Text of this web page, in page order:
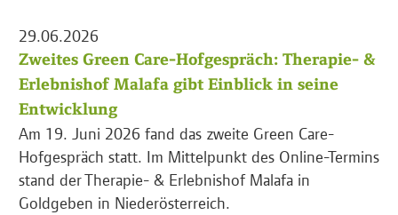
29.06.2026
Zweites Green Care-Hofgespräch: Therapie- &
Erlebnishof Malafa gibt Einblick in seine
Entwicklung
Am 19. Juni 2026 fand das zweite Green Care-
Hofgespräch statt. Im Mittelpunkt des Online-Termins
stand der Therapie- & Erlebnishof Malafa in
Goldgeben in Niederösterreich.